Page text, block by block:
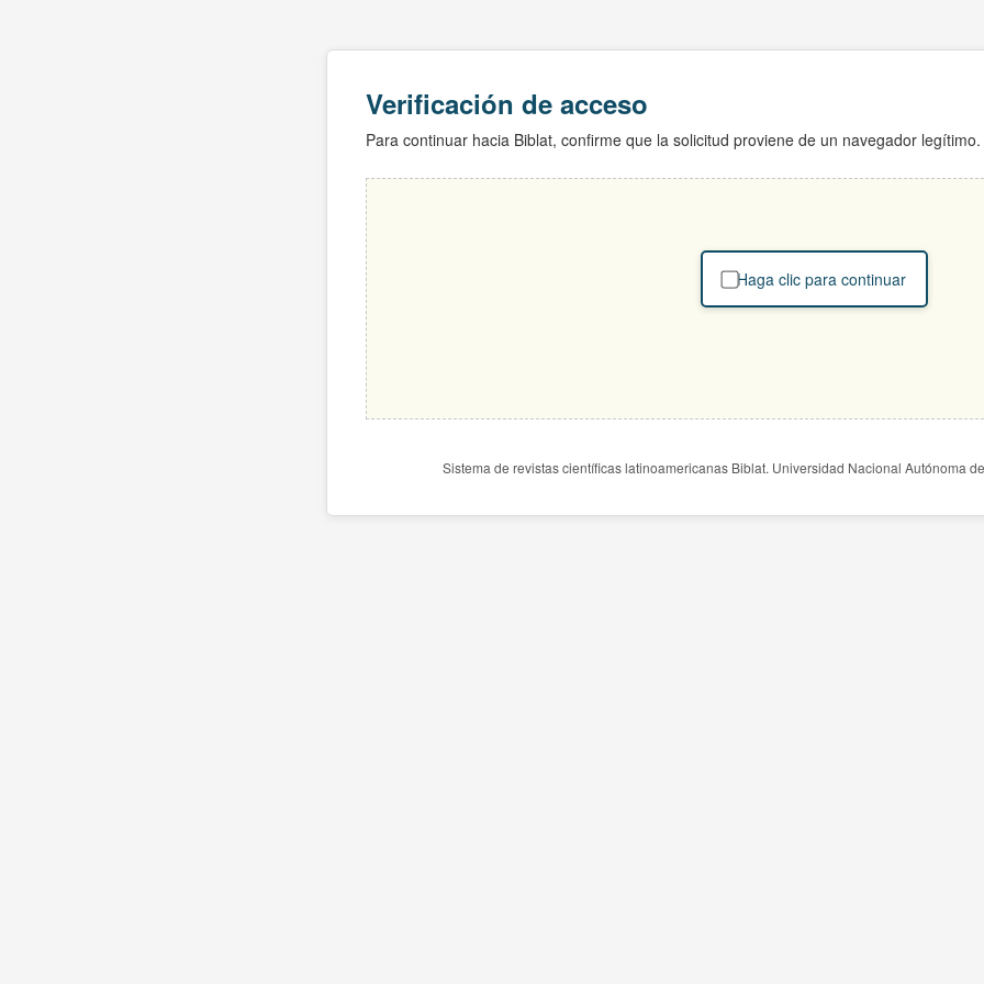
Verificación de acceso
Para continuar hacia Biblat, confirme que la solicitud proviene de un navegador legítimo.
Haga clic para continuar
Sistema de revistas científicas latinoamericanas Biblat. Universidad Nacional Autónoma